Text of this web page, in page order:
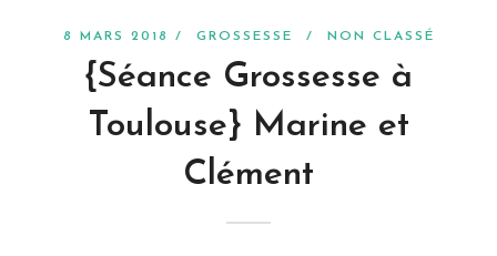
8 MARS 2018 / GROSSESSE / NON CLASSÉ
{Séance Grossesse à
Toulouse} Marine et
Clément